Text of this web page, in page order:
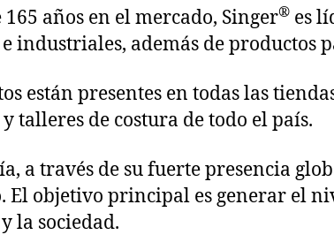
165 años en el mercado, Singer®es
industriales, además de productos
están presentes en todas las
talleres de costura de todo el país.
a través de su fuerte presencia
El objetivo principal es generar el
la sociedad.